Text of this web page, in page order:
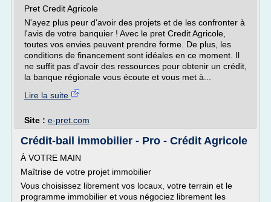
Pret Credit Agricole
N'ayez plus peur d'avoir des projets et de les confronter à
l'avis de votre banquier ! Avec le pret Credit Agricole,
toutes vos envies peuvent prendre forme. De plus, les
conditions de financement sont idéales en ce moment. Il
ne suffit pas d'avoir des ressources pour obtenir un crédit,
la banque régionale vous écoute et vous met à...
Lire la suite
Site : e-pret.com
Crédit-bail immobilier - Pro - Crédit Agricole
À VOTRE MAIN
Maîtrise de votre projet immobilier
Vous choisissez librement vos locaux, votre terrain et le
programme immobilier et vous négociez librement les